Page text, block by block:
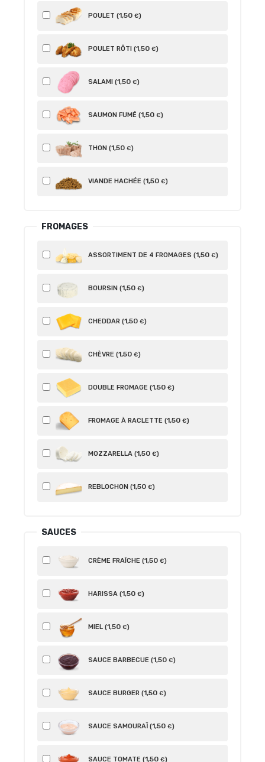
POULET (1,50 €)
POULET RÔTI (1,50 €)
SALAMI (1,50 €)
SAUMON FUMÉ (1,50 €)
THON (1,50 €)
VIANDE HACHÉE (1,50 €)
FROMAGES
ASSORTIMENT DE 4 FROMAGES (1,50 €)
BOURSIN (1,50 €)
CHEDDAR (1,50 €)
CHÈVRE (1,50 €)
DOUBLE FROMAGE (1,50 €)
FROMAGE À RACLETTE (1,50 €)
MOZZARELLA (1,50 €)
REBLOCHON (1,50 €)
SAUCES
CRÈME FRAÎCHE (1,50 €)
HARISSA (1,50 €)
MIEL (1,50 €)
SAUCE BARBECUE (1,50 €)
SAUCE BURGER (1,50 €)
SAUCE SAMOURAÏ (1,50 €)
SAUCE TOMATE (1,50 €)